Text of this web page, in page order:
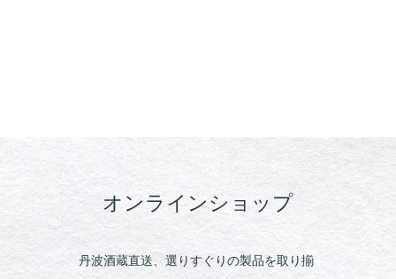
オンラインショップ
丹波酒蔵直送、選りすぐりの製品を取り揃